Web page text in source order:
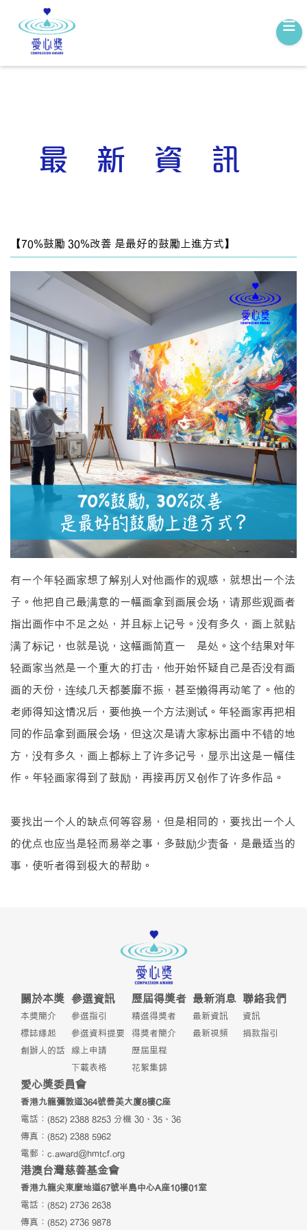
最新資訊
【70%鼓勵 30%改善 是最好的鼓勵上進方式】
有一个年轻画家想了解别人对他画作的观感，就想出一个法
子。他把自己最满意的一幅画拿到画展会场，请那些观画者
指出画作中不足之处，并且标上记号。没有多久，画上就贴
满了标记，也就是说，这幅画简直一无是处。这个结果对年
轻画家当然是一个重大的打击，他开始怀疑自己是否没有画
画的天份，连续几天都萎靡不振，甚至懒得再动笔了。他的
老师得知这情况后，要他换一个方法测试。年轻画家再把相
同的作品拿到画展会场，但这次是请大家标出画中不错的地
方，没有多久，画上都标上了许多记号，显示出这是一幅佳
作。年轻画家得到了鼓励，再接再厉又创作了许多作品。
要找出一个人的缺点何等容易，但是相同的，要找出一个人
的优点也应当是轻而易举之事，多鼓励少责备，是最适当的
事，使听者得到极大的帮助。
關於本獎
本獎簡介
標誌緣起
創辦人的話
參選資訊
參選指引
參選資料提要
線上申請
下載表格
歷屆得獎者
精選得獎者
得獎者簡介
歷屆里程
花絮集錦
最新消息
最新資訊
最新視頻
聯絡我們
資訊
捐款指引
愛心獎委員會
香港九龍彌敦道364號善美大廈8樓C座
電話：(852) 2388 8253 分機 30、35、36
傳真：(852) 2388 5962
電郵： c.award@hmtcf.org
港澳台灣慈善基金會
香港九龍尖東麼地道67號半島中心A座10樓01室
電話：(852) 2736 2638
傳真：(852) 2736 9878